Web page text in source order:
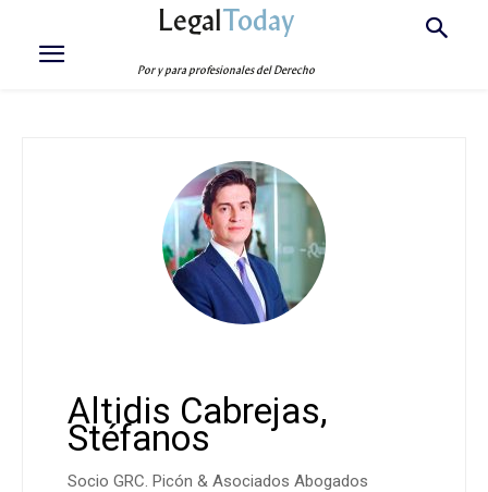
LegalToday
Por y para profesionales del Derecho
Altidis Cabrejas,
Stéfanos
Socio GRC. Picón & Asociados Abogados